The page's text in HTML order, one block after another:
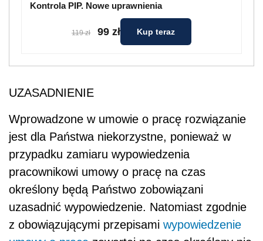
Kontrola PIP. Nowe uprawnienia
119 zł 99 zł Kup teraz
UZASADNIENIE
Wprowadzone w umowie o pracę rozwiązanie
jest dla Państwa niekorzystne, ponieważ w
przypadku zamiaru wypowiedzenia
pracownikowi umowy o pracę na czas
określony będą Państwo zobowiązani
uzasadnić wypowiedzenie. Natomiast zgodnie
z obowiązującymi przepisami wypowiedzenie